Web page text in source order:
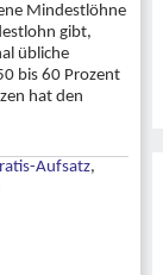
Mindestlöhne
gibt,
übliche
bis 60 Prozent
hat den
Aufsatz,